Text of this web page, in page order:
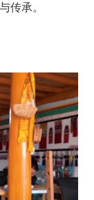
传承。